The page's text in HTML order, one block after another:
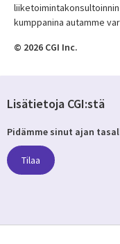
kumppanina autamme
© 2026 CGI Inc.
Lisätietoja CGI:stä
Pidämme sinut ajan
Tilaa